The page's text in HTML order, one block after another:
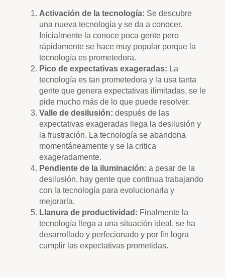
Activación de la tecnología: Se descubre
una nueva tecnología y se da a conocer.
Inicialmente la conoce poca gente pero
rápidamente se hace muy popular porque la
tecnología es prometedora.
Pico de expectativas exageradas: La
tecnología es tan prometedora y la usa tanta
gente que genera expectativas ilimitadas, se le
pide mucho más de lo que puede resolver.
Valle de desilusión: después de las
expectativas exageradas llega la desilusión y
la frustración. La tecnología se abandona
momentáneamente y se la critica
exageradamente.
Pendiente de la iluminación: a pesar de la
desilusión, hay gente que continua trabajando
con la tecnología para evolucionarla y
mejorarla.
Llanura de productividad: Finalmente la
tecnología llega a una situación ideal, se ha
desarrollado y perfecionado y por fin logra
cumplir las expectativas prometidas.